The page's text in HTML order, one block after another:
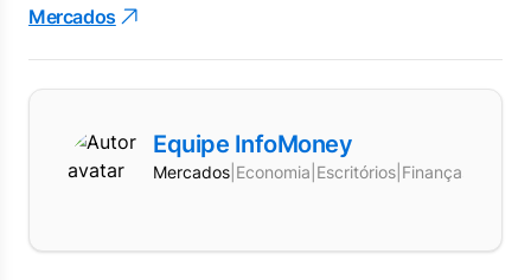
Mercados
Equipe InfoMoney
Mercados Economia Escritórios Finanças